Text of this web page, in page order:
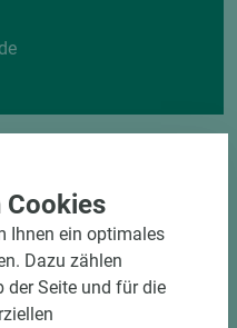
Cookies
Ihnen ein optimales
Dazu zählen
der Seite und für die